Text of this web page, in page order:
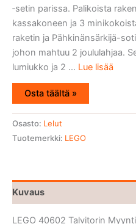
‑setin parissa. Palikoista
kassakoneen ja 3
raketin ja Pähkinänsärkijä-
johon mahtuu 2 joululahjaa.
lumiukko ja 2 ... Lue lisää
Osta täältä »
Osasto: Lelut
Tuotemerkki: LEGO
Kuvaus
LEGO 40602 Talvitorin